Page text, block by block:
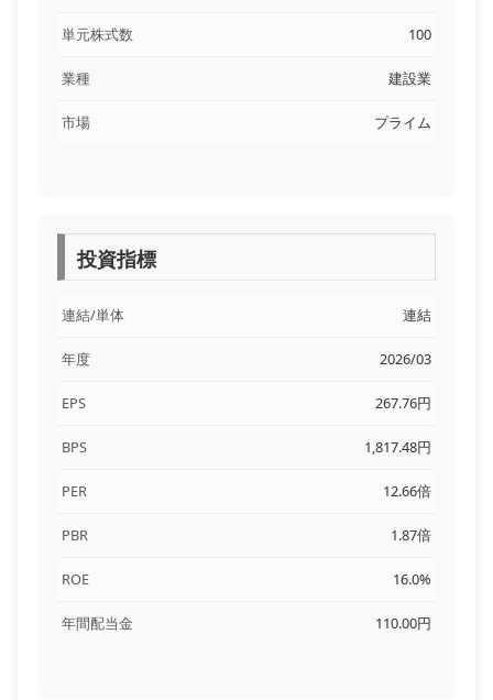
単元株式数 100
業種 建設業
市場 プライム
投資指標
連結/単体 連結
年度 2026/03
EPS 267.76円
BPS 1,817.48円
PER 12.66倍
PBR 1.87倍
ROE 16.0%
年間配当金 110.00円